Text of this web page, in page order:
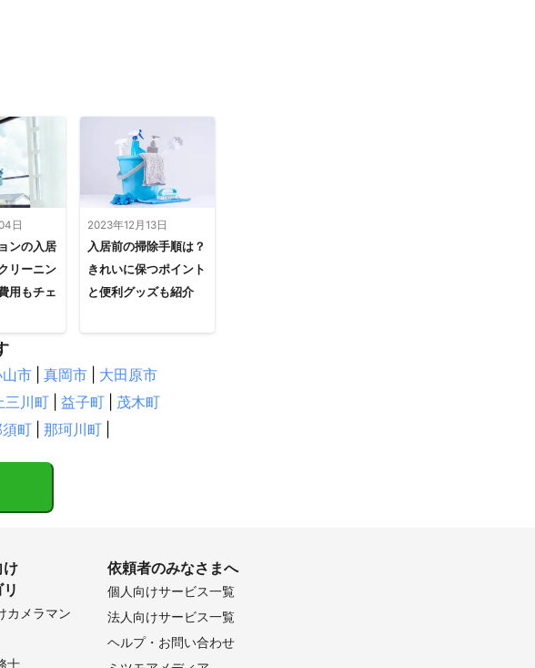
日
ンの入居
リーニン
用もチェ
2023年12月13日
入居前の掃除手順は？
きれいに保つポイント
と便利グッズも紹介
市 真岡市
大田原市
三川町 益子町
茂木町
町 那珂川町
け
カメラマン
士
依頼者のみなさまへ
個人向けサービス一覧
法人向けサービス一覧
ヘルプ・お問い合わせ